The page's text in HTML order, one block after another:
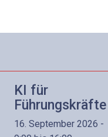
KI für
Führungskräfte
16. September 2026 -